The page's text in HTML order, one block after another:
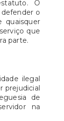
O
o
quaisquer
que
parte.
ilegal
prejudicial
de
na